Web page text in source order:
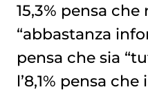
15,3% pensa che
“abbastanza
pensa che sia
l’8,1% pensa